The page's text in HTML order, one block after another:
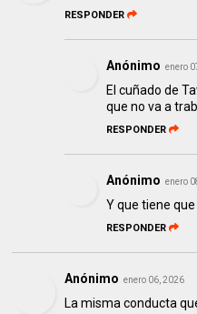
RESPONDER
Anónimo enero
El cuñado de
que no va a
RESPONDER
Anónimo enero
Y que tiene
RESPONDER
Anónimo enero 06, 2026
La misma conducta